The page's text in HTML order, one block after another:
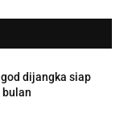
dijangka siap